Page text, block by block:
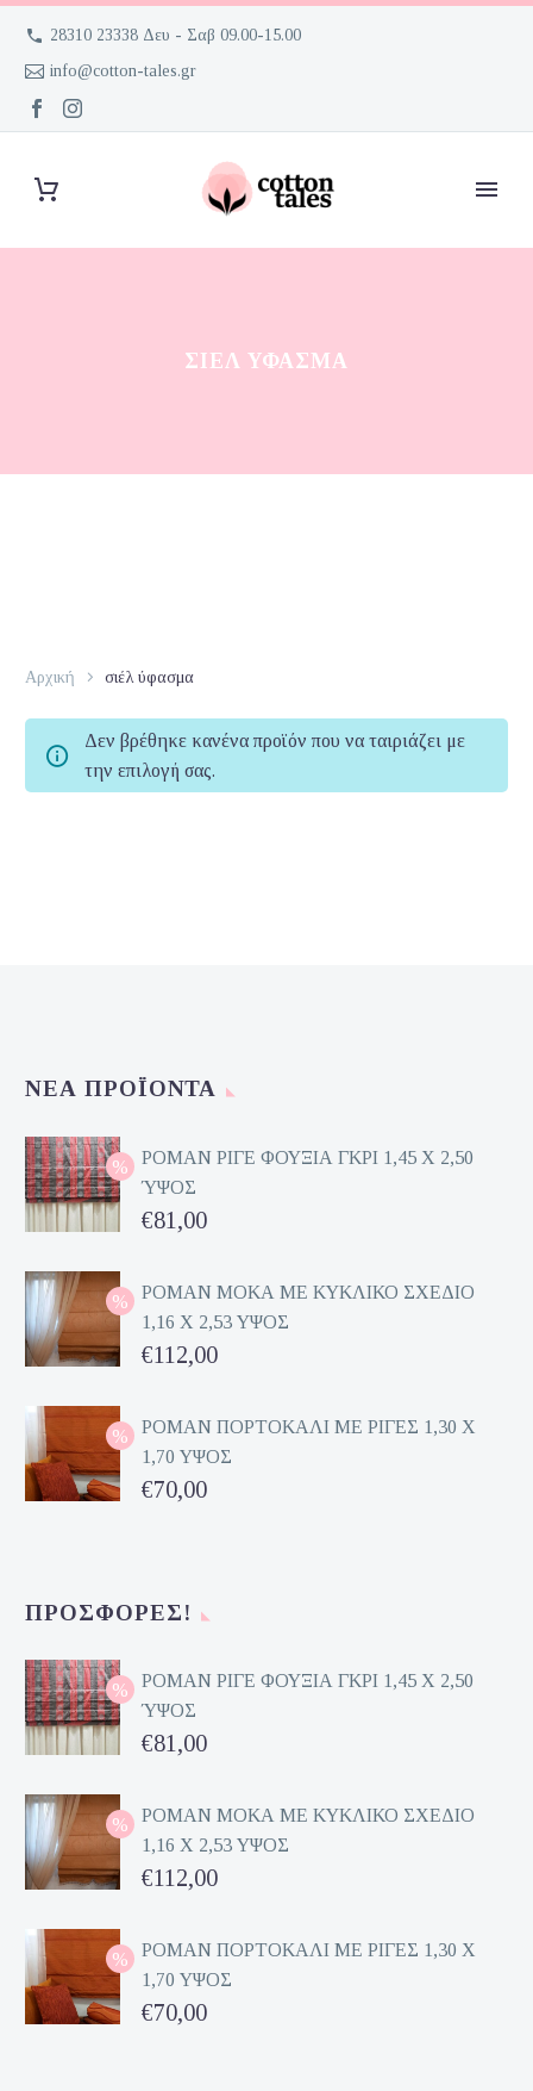
28310 23338 Δευ - Σαβ 09.00-15.00
info@cotton-tales.gr
ΣΙΈΛ ΎΦΑΣΜΑ
Αρχική σιέλ ύφασμα
Δεν βρέθηκε κανένα προϊόν που να ταιριάζει με
την επιλογή σας.
ΝΈΑ ΠΡΟΪΌΝΤΑ
ΡΟΜΑΝ ΡΙΓΕ ΦΟΥΞΙΑ ΓΚΡΙ 1,45 Χ 2,50
ΎΨΟΣ
Original
was:
€162,00.
€81,00
τρέχουσα
τιμή
είναι:
ΡΟΜΑΝ ΜΟΚΑ ΜΕ ΚΥΚΛΙΚΟ ΣΧΕΔΙΟ
1,16 Χ 2,53 ΥΨΟΣ
Original
was:
€224,00.
€112,00
τρέχουσα
τιμή
είναι:
ΡΟΜΑΝ ΠΟΡΤΟΚΑΛΙ ΜΕ ΡΙΓΕΣ 1,30 Χ
1,70 ΥΨΟΣ
Original
€70,00
ΠΡΟΣΦΟΡΈΣ!
ΡΟΜΑΝ ΡΙΓΕ ΦΟΥΞΙΑ ΓΚΡΙ 1,45 Χ 2,50
ΎΨΟΣ
Original
was:
€162,00.
€81,00
τρέχουσα
τιμή
είναι:
ΡΟΜΑΝ ΜΟΚΑ ΜΕ ΚΥΚΛΙΚΟ ΣΧΕΔΙΟ
1,16 Χ 2,53 ΥΨΟΣ
Original
was:
€224,00.
€112,00
τρέχουσα
τιμή
είναι:
ΡΟΜΑΝ ΠΟΡΤΟΚΑΛΙ ΜΕ ΡΙΓΕΣ 1,30 Χ
1,70 ΥΨΟΣ
Original
€70,00